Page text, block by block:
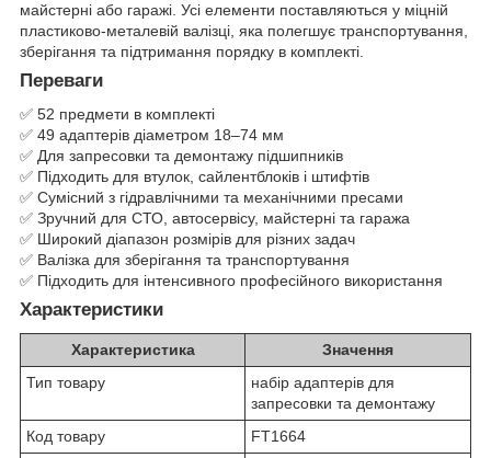
майстерні або гаражі. Усі елементи поставляються у міцній
пластиково-металевій валізці, яка полегшує транспортування,
зберігання та підтримання порядку в комплекті.
Переваги
✅ 52 предмети в комплекті
✅ 49 адаптерів діаметром 18–74 мм
✅ Для запресовки та демонтажу підшипників
✅ Підходить для втулок, сайлентблоків і штифтів
✅ Сумісний з гідравлічними та механічними пресами
✅ Зручний для СТО, автосервісу, майстерні та гаража
✅ Широкий діапазон розмірів для різних задач
✅ Валізка для зберігання та транспортування
✅ Підходить для інтенсивного професійного використання
Характеристики
Характеристика
Значення
Тип товару
набір адаптерів для
запресовки та демонтажу
Код товару
FT1664